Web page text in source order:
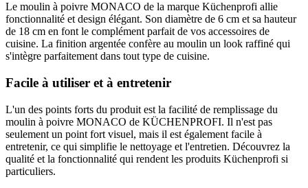
Le moulin à poivre MONACO de la marque Küchenprofi allie
fonctionnalité et design élégant. Son diamètre de 6 cm et sa hauteur
de 18 cm en font le complément parfait de vos accessoires de
cuisine. La finition argentée confère au moulin un look raffiné qui
s'intègre parfaitement dans tout type de cuisine.
Facile à utiliser et à entretenir
L'un des points forts du produit est la facilité de remplissage du
moulin à poivre MONACO de KÜCHENPROFI. Il n'est pas
seulement un point fort visuel, mais il est également facile à
entretenir, ce qui simplifie le nettoyage et l'entretien. Découvrez la
qualité et la fonctionnalité qui rendent les produits Küchenprofi si
particuliers.